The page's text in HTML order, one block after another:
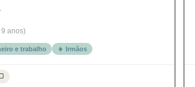
anos)
e trabalho 👧 Irmãos